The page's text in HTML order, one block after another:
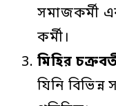
সমাজকর্মী
কর্মী।
মিহির
যিনি